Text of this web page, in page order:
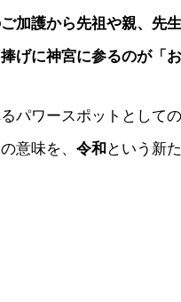
加護から先祖や親、先
げに神宮に参るのが「
パワースポットとして
意味を、 令和 という新